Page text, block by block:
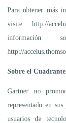
Para obtener más
visite http://
información
http://
Sobre el
Gartner no
representado en
usuarios de